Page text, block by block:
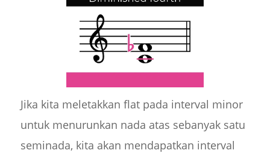
Jika kita meletakkan flat pada interval minor
untuk menurunkan nada atas sebanyak satu
seminada, kita akan mendapatkan interval